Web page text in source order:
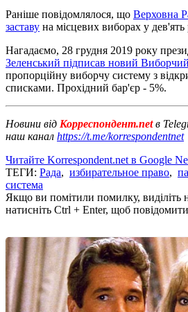
Раніше повідомлялося, що Верховна
заставу на місцевих виборах у дев'ять
Нагадаємо, 28 грудня 2019 року
Зеленський підписав новий
пропорційну виборчу систему з
списками. Прохідний бар'єр - 5%.
Новини від Корреспондент.netв
наш канал https://t.me/korrespondentnet
Читайте Korrespondent.net в Google
ТЕГИ: Рада, избирательное право,
система
Якщо ви помітили помилку, виділіть
натисніть Ctrl + Enter, щоб